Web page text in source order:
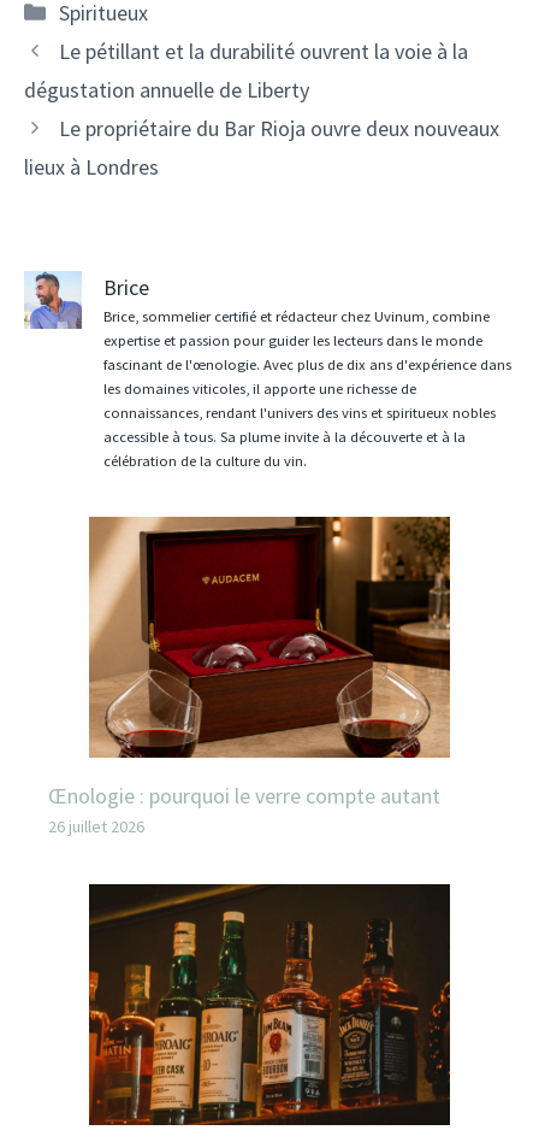
Catégories
Spiritueux
Navigation
des
Le pétillant et la durabilité ouvrent la voie à la
dégustation annuelle de Liberty
Le propriétaire du Bar Rioja ouvre deux nouveaux
lieux à Londres
Brice
Brice, sommelier certifié et rédacteur chez Uvinum, combine
expertise et passion pour guider les lecteurs dans le monde
fascinant de l'œnologie. Avec plus de dix ans d'expérience dans
les domaines viticoles, il apporte une richesse de
connaissances, rendant l'univers des vins et spiritueux nobles
accessible à tous. Sa plume invite à la découverte et à la
célébration de la culture du vin.
Œnologie : pourquoi le verre compte autant
26 juillet 2026